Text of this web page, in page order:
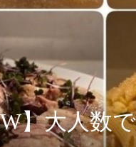
】大人数